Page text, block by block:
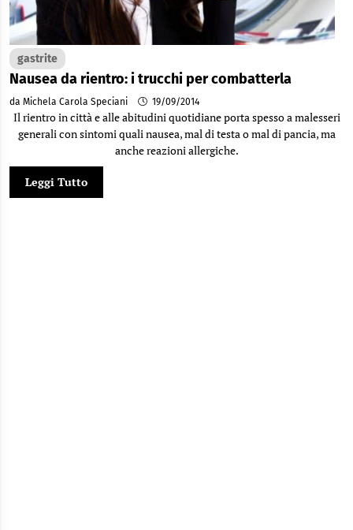
gastrite
Nausea da rientro: i trucchi per combatterla
da Michela Carola Speciani 19/09/2014
Il rientro in città e alle abitudini quotidiane porta spesso a malesseri
generali con sintomi quali nausea, mal di testa o mal di pancia, ma
anche reazioni allergiche.
Leggi Tutto